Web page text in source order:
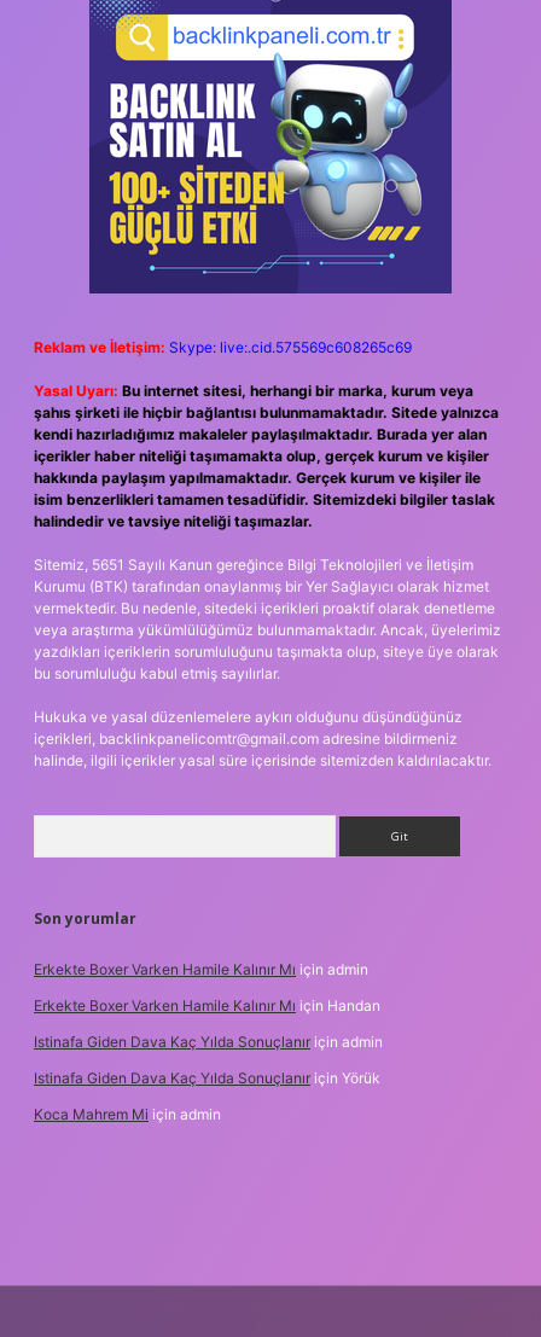
Reklam ve İletişim: Skype: live:.cid.575569c608265c69
Yasal Uyarı: Bu internet sitesi, herhangi bir marka, kurum veya
şahıs şirketi ile hiçbir bağlantısı bulunmamaktadır. Sitede yalnızca
kendi hazırladığımız makaleler paylaşılmaktadır. Burada yer alan
içerikler haber niteliği taşımamakta olup, gerçek kurum ve kişiler
hakkında paylaşım yapılmamaktadır. Gerçek kurum ve kişiler ile
isim benzerlikleri tamamen tesadüfidir. Sitemizdeki bilgiler taslak
halindedir ve tavsiye niteliği taşımazlar.
Sitemiz, 5651 Sayılı Kanun gereğince Bilgi Teknolojileri ve İletişim
Kurumu (BTK) tarafından onaylanmış bir Yer Sağlayıcı olarak hizmet
vermektedir. Bu nedenle, sitedeki içerikleri proaktif olarak denetleme
veya araştırma yükümlülüğümüz bulunmamaktadır. Ancak, üyelerimiz
yazdıkları içeriklerin sorumluluğunu taşımakta olup, siteye üye olarak
bu sorumluluğu kabul etmiş sayılırlar.
Hukuka ve yasal düzenlemelere aykırı olduğunu düşündüğünüz
içerikleri, backlinkpanelicomtr@gmail.com adresine bildirmeniz
halinde, ilgili içerikler yasal süre içerisinde sitemizden kaldırılacaktır.
Son yorumlar
Erkekte Boxer Varken Hamile Kalınır Mı için admin
Erkekte Boxer Varken Hamile Kalınır Mı için Handan
Istinafa Giden Dava Kaç Yılda Sonuçlanır için admin
Istinafa Giden Dava Kaç Yılda Sonuçlanır için Yörük
Koca Mahrem Mi için admin